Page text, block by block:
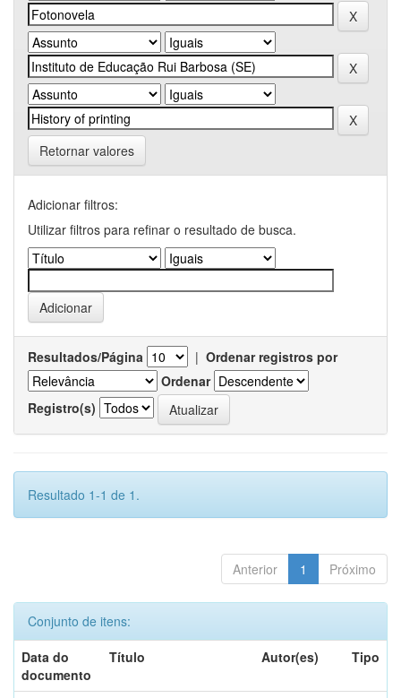
Retornar valores
Adicionar filtros:
Utilizar filtros para refinar o resultado de busca.
Resultados/Página | Ordenar registros por
Ordenar
Registro(s)
Resultado 1-1 de 1.
Anterior 1 Próximo
Conjunto de itens:
Data do
documento
Título Autor(es) Tipo